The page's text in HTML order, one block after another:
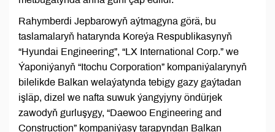
Rahymberdi Jepbarowyň aýtmagyna görä, bu
taslamalaryň hatarynda Koreýa Respublikasynyň
“Hyundai Engineering”, “LX International Corp.” we
Ýaponiýanyň “Itochu Corporation” kompaniýalarynyň
bilelikde Balkan welaýatynda tebigy gazy gaýtadan
işläp, dizel we nafta suwuk ýangyjyny öndürjek
zawodyň gurluşygy, “Daewoo Engineering and
Construction” kompaniýasy tarapyndan Balkan